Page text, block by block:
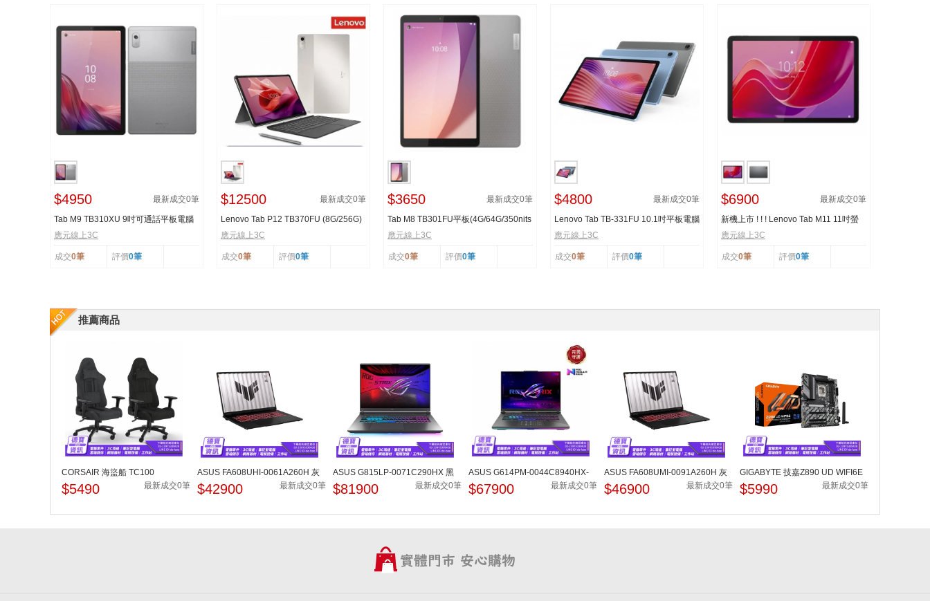
$4950 最新成交0筆
Tab M9 TB310XU 9吋可通話平板電腦
LTE版 (4G/64G)
應元線上3C
成交0筆 評價0筆
$12500 最新成交0筆
Lenovo Tab P12 TB370FU (8G/256G)
12.7吋平板電腦（...
應元線上3C
成交0筆 評價0筆
$3650 最新成交0筆
Tab M8 TB301FU平板(4G/64G/350nits
IPS 面板)
應元線上3C
成交0筆 評價0筆
$4800 最新成交0筆
Lenovo Tab TB-331FU 10.1吋平板電腦
WiFi版 (4G/128...
應元線上3C
成交0筆 評價0筆
$6900 最新成交0筆
新機上市 ! ! ! Lenovo Tab M11 11吋螢
幕平板 (8G/1...
應元線上3C
成交0筆 評價0筆
推薦商品
CORSAIR 海盜船 TC100
RELAXED 黑色 灰黑 布質 電競...
$5490 最新成交0筆
ASUS FA608UHI-0061A260H 灰
16吋電競筆電 AMD Ryze...
$42900 最新成交0筆
ASUS G815LP-0071C290HX 黑
16吋電競筆電/080826
$81900 最新成交0筆
ASUS G614PM-0044C8940HX-
NBL 黑 Ryzen 9 8940HX/08...
$67900 最新成交0筆
ASUS FA608UMI-0091A260H 灰
16吋電競筆電 AMD Ryze...
$46900 最新成交0筆
GIGABYTE 技嘉Z890 UD WIFI6E
INTEL主機板/080726
$5990 最新成交0筆